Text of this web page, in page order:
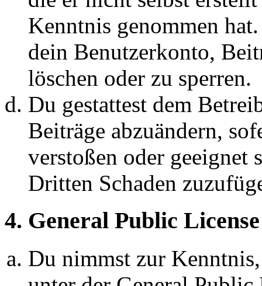
Kenntnis genommen
dein Benutzerkonto,
löschen oder zu sperren.
Du gestattest dem
Beiträge abzuändern,
verstoßen oder geeignet
Dritten Schaden
4. General Public License
Du nimmst zur